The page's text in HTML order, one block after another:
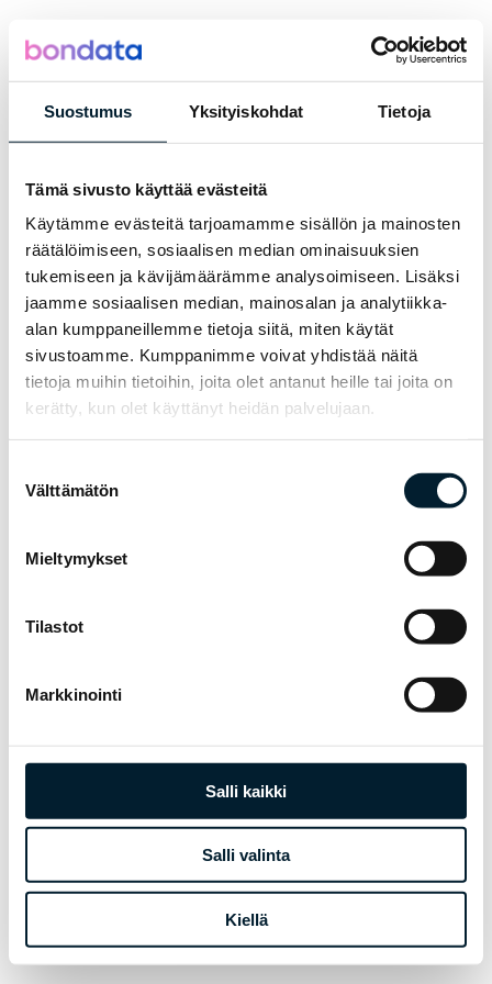
Suostumus Yksityiskohdat Tietoja
Tämä sivusto käyttää evästeitä
Käytämme evästeitä tarjoamamme sisällön ja mainosten
räätälöimiseen, sosiaalisen median ominaisuuksien
tukemiseen ja kävijämäärämme analysoimiseen. Lisäksi
jaamme sosiaalisen median, mainosalan ja analytiikka-
alan kumppaneillemme tietoja siitä, miten käytät
sivustoamme. Kumppanimme voivat yhdistää näitä
tietoja muihin tietoihin, joita olet antanut heille tai joita on
kerätty, kun olet käyttänyt heidän palvelujaan.
valinta
Välttämätön
Mieltymykset
Tilastot
Markkinointi
Salli kaikki
Salli valinta
Kiellä
Loading...